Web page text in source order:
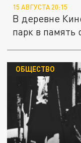
15 АВГУСТА 20:15
В деревне
парк в память
ОБЩЕСТВО